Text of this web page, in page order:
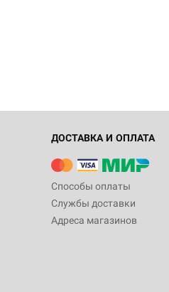
ДОСТАВКА И ОПЛАТА
Способы оплаты
Службы доставки
Адреса магазинов